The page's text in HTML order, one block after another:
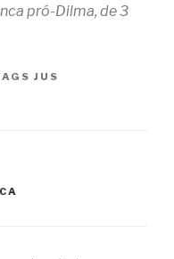
pró-Dilma, de 3
JUS